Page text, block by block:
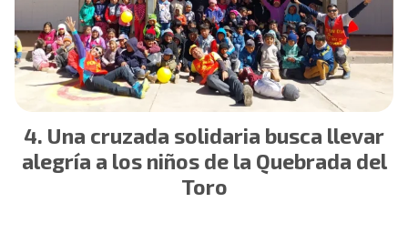
Una cruzada solidaria busca llevar
alegría a los niños de la Quebrada del
Toro